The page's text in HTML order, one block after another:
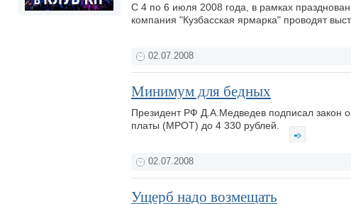
С 4 по 6 июля 2008 года, в рамках
компания "Кузбасская ярмарка" проводят
02.07.2008
Минимум для бедных
Президент РФ Д.А.Медведев подписал закон
платы (МРОТ) до 4 330 рублей.
02.07.2008
Ущерб надо возмещать